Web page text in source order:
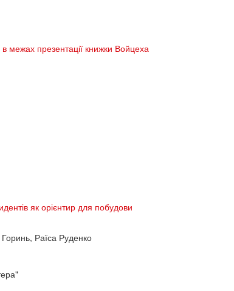
межах презентації книжки Войцеха
як орієнтир для побудови
Раїса Руденко